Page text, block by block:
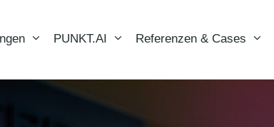
PUNKT.AI Referenzen & Cases